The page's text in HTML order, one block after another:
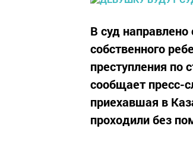
В суд
собственного
преступления по
сообщает пресс-
приехавшая в
проходили без